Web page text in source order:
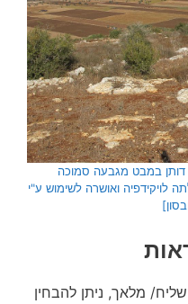
במבט מגבעה סמוכה
לויקידפיה ואושרה לשימוש ע"י
מלאך, ניתן להבחין